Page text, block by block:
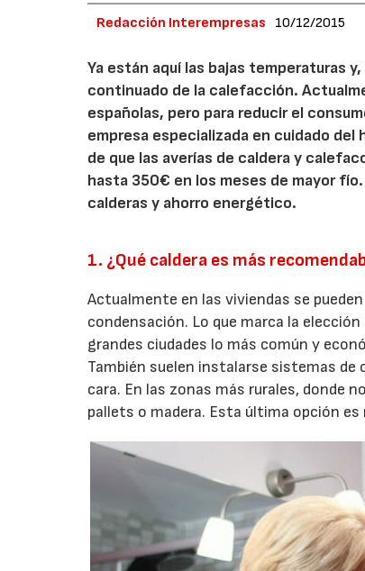
Redacción Interempresas 10/12/2015
Ya están aquí las bajas temperaturas
continuado de la calefacción.
españolas, pero para reducir el
empresa especializada en cuidado
de que las averías de caldera y
hasta 350€ en los meses de mayor
calderas y ahorro energético.
1. ¿Qué caldera es más
Actualmente en las viviendas se
condensación. Lo que marca la
grandes ciudades lo más común y
También suelen instalarse sistemas
cara. En las zonas más rurales, donde
pallets o madera. Esta última opción es